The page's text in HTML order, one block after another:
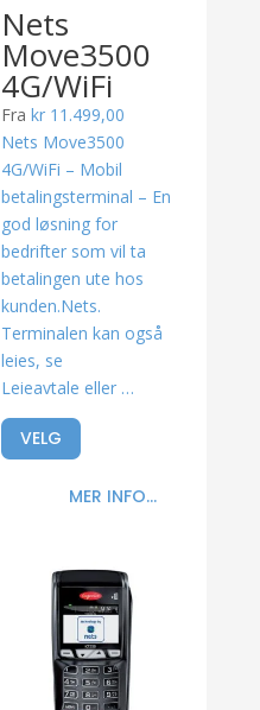
Nets
Move3500
4G/WiFi
Frakr 11.499,00
Nets Move3500
4G/WiFi – Mobil
betalingsterminal – En
god løsning for
bedrifter som vil ta
betalingen ute hos
kunden.Nets.
Terminalen kan også
leies, se
Leieavtale eller …
VELG
MER INFO...